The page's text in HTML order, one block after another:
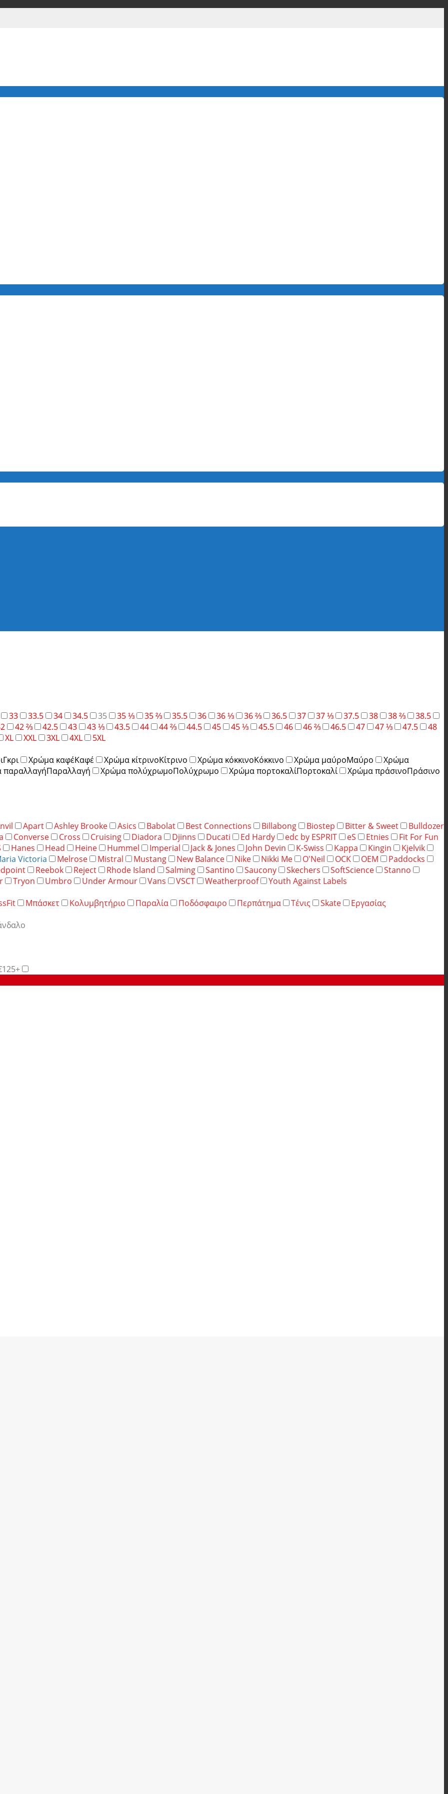
33 33.5 34 34.5 35 35 ⅓ 35 ⅔ 35.5 36 36 ⅓ 36 ⅔ 36.5 37 37 ⅓ 37.5 38 38 ⅔
38.5
42 ⅔ 42.5 43 43 ⅓ 43.5 44 44 ⅔ 44.5 45 45 ⅓ 45.5 46 46 ⅔ 46.5 47 47 ⅓ 47.5
48
XL XXL 3XL 4XL
5XL
Γκρι Χρώμα καφέΚαφέ Χρώμα κίτρινοΚίτρινο Χρώμα κόκκινοΚόκκινο Χρώμα μαύροΜαύρο
Χρώμα
παραλλαγήΠαραλλαγή Χρώμα πολύχρωμοΠολύχρωμο Χρώμα πορτοκαλίΠορτοκαλί Χρώμα πράσινοΠράσινο
Apart Ashley Brooke Asics Babolat Best Connections Billabong Biostep Bitter & Sweet
Bulldozer
Converse Cross Cruising Diadora Djinns Ducati Ed Hardy edc by ESPRIT eS Etnies
Fit For Fun
Hanes Head Heine Hummel Imperial Jack & Jones John Devin K-Swiss Kappa Kingin
Kjelvik
Victoria Melrose Mistral Mustang New Balance Nike Nikki Me O'Neil OCK OEM
Paddocks
Reebok Reject Rhode Island Salming Santino Saucony Skechers SoftScience
Stanno
Tryon Umbro Under Armour Vans VSCT Weatherproof
Youth Against Labels
Μπάσκετ Κολυμβητήριο Παραλία Ποδόσφαιρο Περπάτημα Τένις Skate
Εργασίας